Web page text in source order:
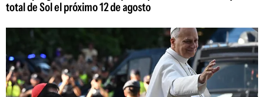
total de Sol el próximo 12 de agosto